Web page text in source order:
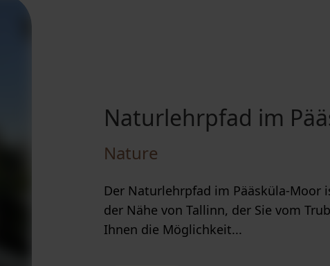
Naturlehrpfad im
Nature
Der Naturlehrpfad im Pääsküla-Moor
der Nähe von Tallinn, der Sie vom
Ihnen die Möglichkeit...